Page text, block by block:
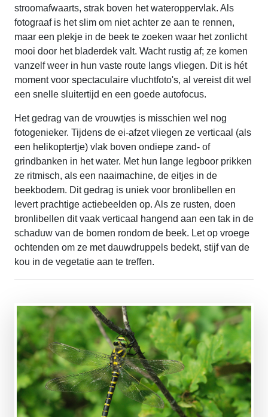
stroomafwaarts, strak boven het wateroppervlak. Als
fotograaf is het slim om niet achter ze aan te rennen,
maar een plekje in de beek te zoeken waar het zonlicht
mooi door het bladerdek valt. Wacht rustig af; ze komen
vanzelf weer in hun vaste route langs vliegen. Dit is hét
moment voor spectaculaire vluchtfoto's, al vereist dit wel
een snelle sluitertijd en een goede autofocus.
Het gedrag van de vrouwtjes is misschien wel nog
fotogenieker. Tijdens de ei-afzet vliegen ze verticaal (als
een helikoptertje) vlak boven ondiepe zand- of
grindbanken in het water. Met hun lange legboor prikken
ze ritmisch, als een naaimachine, de eitjes in de
beekbodem. Dit gedrag is uniek voor bronlibellen en
levert prachtige actiebeelden op. Als ze rusten, doen
bronlibellen dit vaak verticaal hangend aan een tak in de
schaduw van de bomen rondom de beek. Let op vroege
ochtenden om ze met dauwdruppels bedekt, stijf van de
kou in de vegetatie aan te treffen.